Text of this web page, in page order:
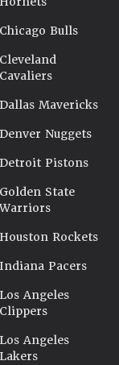
Chicago Bulls
Cleveland
Cavaliers
Dallas Mavericks
Denver Nuggets
Detroit Pistons
Golden State
Warriors
Houston Rockets
Indiana Pacers
Los Angeles
Clippers
Los Angeles
Lakers